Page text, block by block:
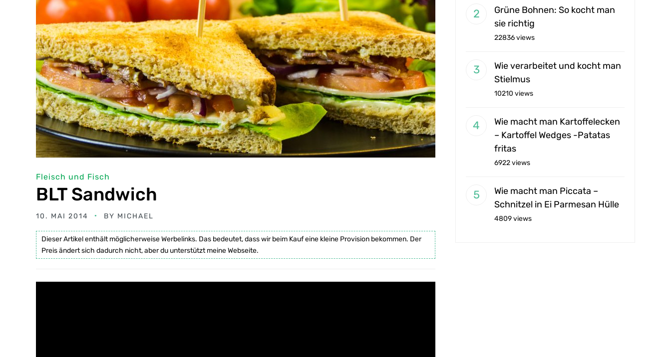
Fleisch und Fisch
BLT Sandwich
10. MAI 2014 BY MICHAEL
Dieser Artikel enthält möglicherweise Werbelinks. Das bedeutet, dass wir beim Kauf eine kleine Provision bekommen. Der
Preis ändert sich dadurch nicht, aber du unterstützt meine Webseite.
Grüne Bohnen: So kocht man
sie richtig
22836 views
Wie verarbeitet und kocht man
Stielmus
10210 views
Wie macht man Kartoffelecken
– Kartoffel Wedges -Patatas
fritas
6922 views
Wie macht man Piccata –
Schnitzel in Ei Parmesan Hülle
4809 views